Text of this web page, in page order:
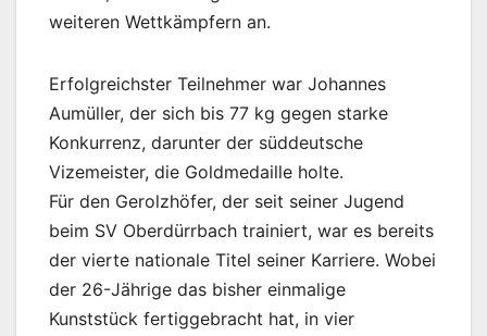
weiteren Wettkämpfern an.
Erfolgreichster Teilnehmer war Johannes
Aumüller, der sich bis 77 kg gegen starke
Konkurrenz, darunter der süddeutsche
Vizemeister, die Goldmedaille holte.
Für den Gerolzhöfer, der seit seiner Jugend
beim SV Oberdürrbach trainiert, war es bereits
der vierte nationale Titel seiner Karriere. Wobei
der 26-Jährige das bisher einmalige
Kunststück fertiggebracht hat, in vier